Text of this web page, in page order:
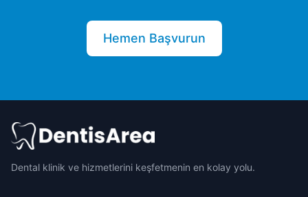
Hemen Başvurun
Dental klinik ve hizmetlerini keşfetmenin en kolay yolu.